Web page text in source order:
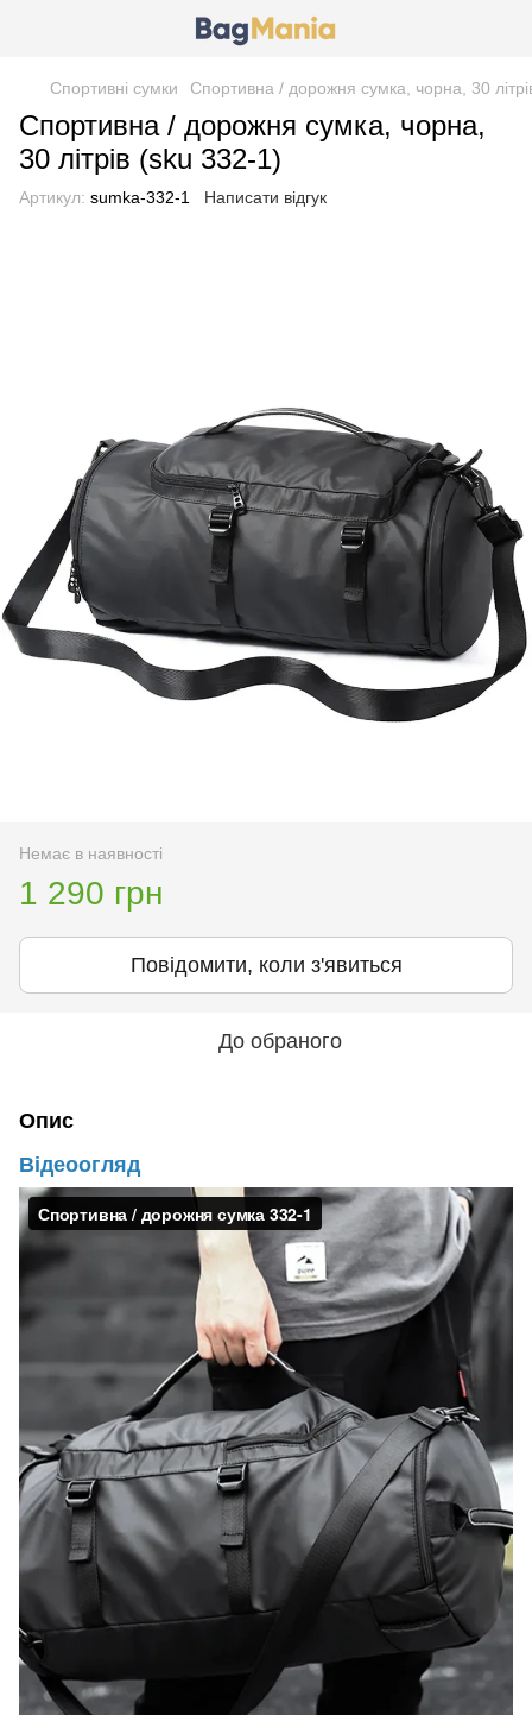
Спортивні сумки Спортивна / дорожня сумка, чорна, 30
Спортивна / дорожня сумка, чорна,
30 літрів (sku 332-1)
Артикул: sumka-332-1 Написати відгук
Немає в наявності
1 290 грн
Повідомити, коли з'явиться
До обраного
Опис
Відеоогляд